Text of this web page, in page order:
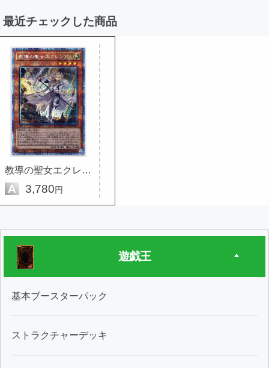
最近チェックした商品
教導の聖女エクレシア
A 3,780円
遊戯王
基本ブースターパック
ストラクチャーデッキ